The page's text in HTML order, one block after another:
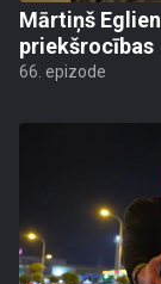
Mārtiņš
priekšrocības
66. epizode